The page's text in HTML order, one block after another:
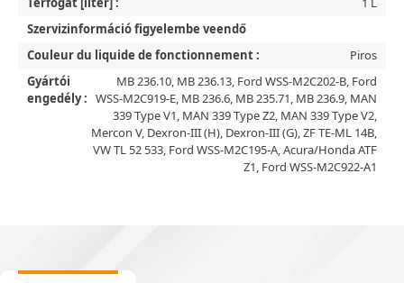
Szervizinformáció figyelembe veendő
Couleur du liquide de fonctionnement :
Piros
Gyártói
engedély :
MB 236.10, MB 236.13, Ford WSS-M2C202-B, Ford
WSS-M2C919-E, MB 236.6, MB 235.71, MB 236.9, MAN
339 Type V1, MAN 339 Type Z2, MAN 339 Type V2,
Mercon V, Dexron-III (H), Dexron-III (G), ZF TE-ML 14B,
VW TL 52 533, Ford WSS-M2C195-A, Acura/Honda ATF
Z1, Ford WSS-M2C922-A1